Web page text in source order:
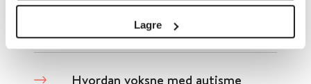
Lagre
Hvordan voksne med autisme